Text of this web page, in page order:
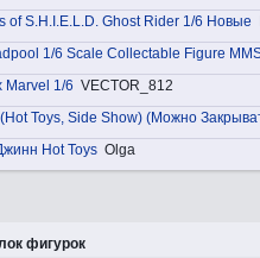
of S.H.I.E.L.D. Ghost Rider 1/6 Новые
1/6 Scale Collectable Figure
Marvel 1/6 VECTOR_812
Toys, Side Show) (Можно
Hot Toys Olga
фигурок